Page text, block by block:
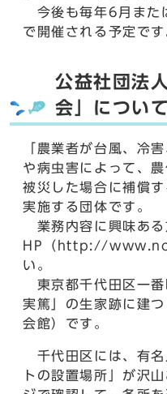
今後も毎年6月また
で開催される予定です
公益社団法
会」について
「農業者が台風、冷
や病虫害によって、
被災した場合に補償
実施する団体です。
業務内容に興味ある
HP（http://
い。
東京都千代田区一番
実篤」の生家跡に建
会館）です。
千代田区には、有名
トの設置場所」が沢